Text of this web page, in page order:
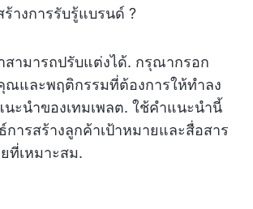
างการรับรู้แบรนด์ ?
ามารถปรับแต่งได้. กรุณากรอก
และพฤติกรรมที่ต้องการให้ทำลง
ะนำของเทมเพลต. ใช้คำแนะนำนี้
การสร้างลูกค้าเป้าหมายและสื่อสาร
ที่เหมาะสม.